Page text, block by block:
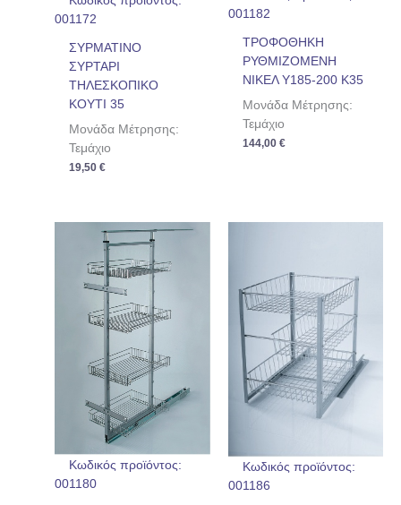
001172
ΣΥΡΜΑΤΙΝΟ
ΣΥΡΤΑΡΙ
ΤΗΛΕΣΚΟΠΙΚΟ
ΚΟΥΤΙ 35
Μονάδα Μέτρησης:
Τεμάχιο
19,50€
001182
ΤΡΟΦΟΘΗΚΗ
ΡΥΘΜΙΖΟΜΕΝΗ
ΝΙΚΕΛ Υ185-200 Κ35
Μονάδα Μέτρησης:
Τεμάχιο
144,00 €
Κωδικός προϊόντος:
001180
Κωδικός προϊόντος:
001186